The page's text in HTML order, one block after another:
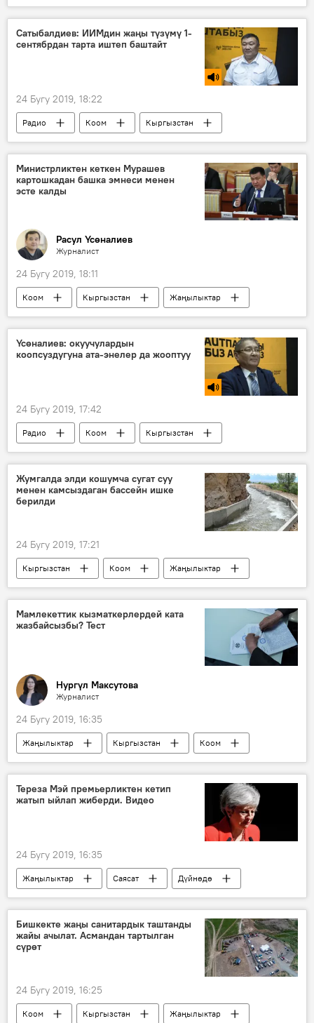
Азия Дүйнөдө
Казакстан
Кытай
Димаш Кудайберген
ырчы
опера
факты
Сатыбалдиев: ИИМдин жаңы түзүмү 1-
сентябрдан тарта иштеп баштайт
24 Бугу 2019, 18:22
Радио Коом
Кыргызстан
Нур Сатыбалдиев
ИИМ Бишкек
Министрликтен кеткен Мурашев
картошкадан башка эмнеси менен
эсте калды
Расул Үсөналиев
Журналист
24 Бугу 2019, 18:11
Коом Кыргызстан
Жаңылыктар
Саясат
Нурбек Мурашев
министр
Картошка
Үсөналиев: окуучулардын
коопсуздугуна ата-энелер да жооптуу
24 Бугу 2019, 17:42
Радио Коом
Кыргызстан
буйрук
Жумгалда элди кошумча сугат суу
менен камсыздаган бассейн ишке
берилди
24 Бугу 2019, 17:21
Кыргызстан Коом
Жаңылыктар
суу
Жумгал району
бассейн
ирригация
Мухаммедкалый Абылгазиев
Мамлекеттик кызматкерлердей ката
жазбайсызбы? Тест
Нургүл Максутова
Журналист
24 Бугу 2019, 16:35
Жаңылыктар Кыргызстан
Коом
Маданият
Викториналар
кыргыз тили
жат жазуу
сабат
Кыргызча тесттер
Тереза Мэй премьерликтен кетип
жатып ыйлап жиберди. Видео
24 Бугу 2019, 16:35
Жаңылыктар Саясат
Дүйнөдө
Тереза Мэй
отставка
премьер-министр
Улуу Британия
Бишкекте жаңы санитардык таштанды
жайы ачылат. Асмандан тартылган
сүрөт
24 Бугу 2019, 16:25
Коом Кыргызстан
Жаңылыктар